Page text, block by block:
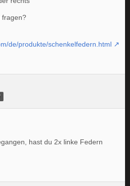
fragen?
de/produkte/schenkelfedern.html
hast du 2x linke Federn